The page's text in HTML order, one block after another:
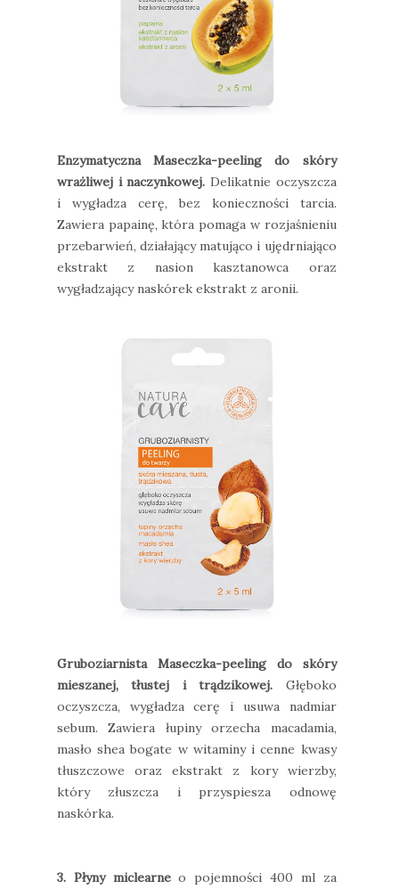
Enzymatyczna Maseczka-peeling do skóry
wrażliwej i naczynkowej. Delikatnie oczyszcza
i wygładza cerę, bez konieczności tarcia.
Zawiera papainę, która pomaga w rozjaśnieniu
przebarwień, działający matująco i ujędrniająco
ekstrakt z nasion kasztanowca oraz
wygładzający naskórek ekstrakt z aronii.
Gruboziarnista Maseczka-peeling do skóry
mieszanej, tłustej i trądzikowej. Głęboko
oczyszcza, wygładza cerę i usuwa nadmiar
sebum. Zawiera łupiny orzecha macadamia,
masło shea bogate w witaminy i cenne kwasy
tłuszczowe oraz ekstrakt z kory wierzby,
który złuszcza i przyspiesza odnowę
naskórka.
3. Płyny miclearneo pojemności 400 ml za